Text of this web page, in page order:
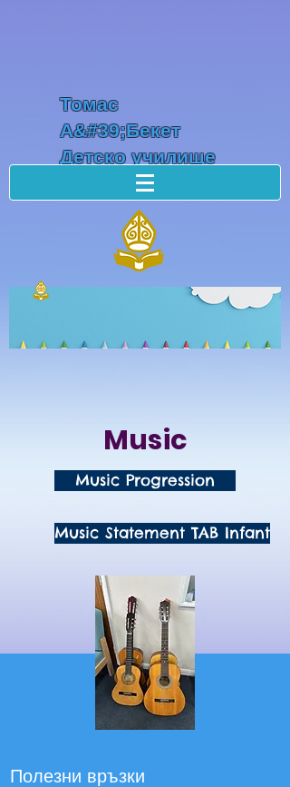
Томас
А&#39;Бекет
Детско училище
Music
Music Progression
Music Statement TAB Infant
Полезни връзки